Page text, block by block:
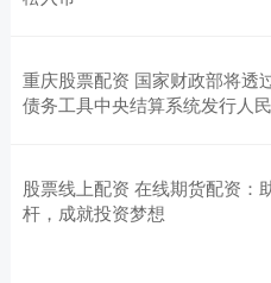
重庆股票配资 国家财政部将透
债务工具中央结算系统发行人
股票线上配资 在线期货配资：
杆，成就投资梦想